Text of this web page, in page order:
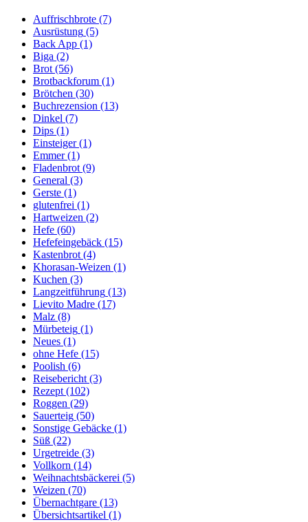
Auffrischbrote (7)
Ausrüstung (5)
Back App (1)
Biga (2)
Brot (56)
Brotbackforum (1)
Brötchen (30)
Buchrezension (13)
Dinkel (7)
Dips (1)
Einsteiger(1)
Emmer(1)
Fladenbrot (9)
General (3)
Gerste (1)
glutenfrei (1)
Hartweizen (2)
Hefe (60)
Hefefeingebäck (15)
Kastenbrot (4)
Khorasan-Weizen (1)
Kuchen (3)
Langzeitführung (13)
Lievito Madre (17)
Malz (8)
Mürbeteig (1)
Neues (1)
ohne Hefe (15)
Poolish (6)
Reisebericht (3)
Rezept (102)
Roggen (29)
Sauerteig (50)
Sonstige Gebäcke (1)
Süß (22)
Urgetreide (3)
Vollkorn (14)
Weihnachtsbäckerei (5)
Weizen (70)
Übernachtgare (13)
Übersichtsartikel (1)